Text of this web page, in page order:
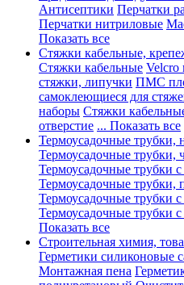
Антисептики Перчатки
Перчатки нитриловые
Показать все
Стяжки кабельные,
Стяжки кабельные Velcro
стяжки, липучки ПМС
самоклеющиеся для
наборы Стяжки
отверстие ... Показать все
Термоусадочные трубки,
Термоусадочные трубки,
Термоусадочные трубки с
Термоусадочные трубки,
Термоусадочные трубки
Термоусадочные трубки
Показать все
Строительная химия,
Герметики силиконовые
Монтажная пена